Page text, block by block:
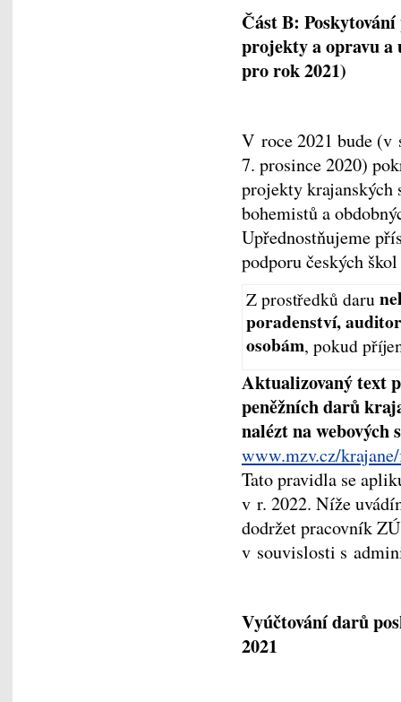
Část B:
projekty a opravu
pro rok 2021)
V roce 2021 bude (v
7. prosince 2020)
projekty krajanských
bohemistů a
Upřednostňujeme
podporu českých
Z prostředků daru
poradenství,
osobám, pokud
Aktualizovaný text
peněžních darů
nalézt na webových
www.mzv.cz/
Tato pravidla se
v r. 2022. Níže
dodržet pracovník
v souvislosti s
Vyúčtování darů
2021